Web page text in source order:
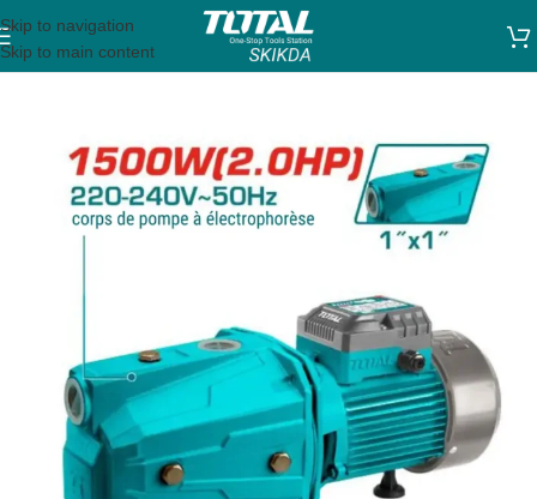
Skip to navigation
Skip to main content